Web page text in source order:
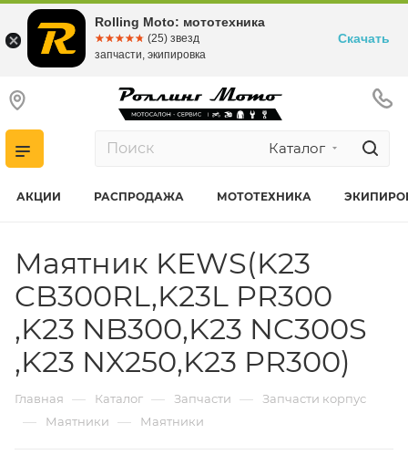
Каталог
АКЦИИ РАСПРОДАЖА МОТОТЕХНИКА
Маятник KEWS(K23
CB300RL,K23L PR300
,K23 NB300,K23 NC300S
,K23 NX250,K23 PR300)
Главная — Каталог — Запчасти — Запчасти корпус
— Маятники — Маятники
Rolling Moto: мототехника
☆☆☆☆☆
★★★★★ (25) звезд
запчасти, экипировка
Скачать